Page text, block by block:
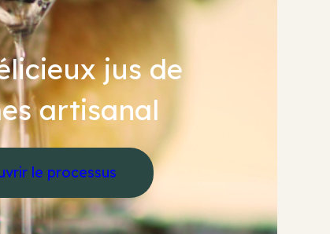
jus de
artisanal
le processus